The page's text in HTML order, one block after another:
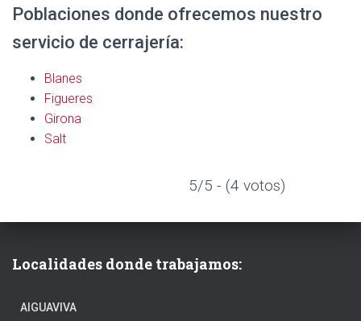
Poblaciones donde ofrecemos nuestro
servicio de cerrajería:
Blanes
Figueres
Girona
Salt
5/5 - (4 votos)
Localidades donde trabajamos:
AIGUAVIVA